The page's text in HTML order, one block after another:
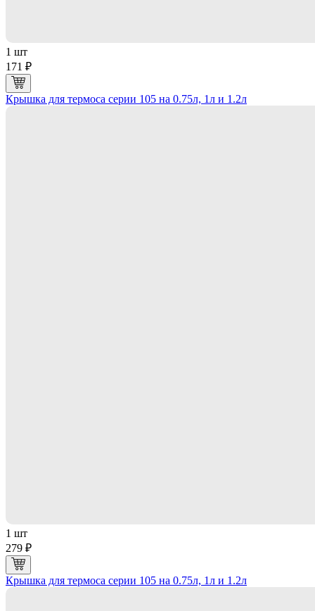
1 шт
171 ₽
Крышка для термоса серии 105 на 0.75л, 1л и 1.2л
1 шт
279 ₽
Крышка для термоса серии 105 на 0.75л, 1л и 1.2л